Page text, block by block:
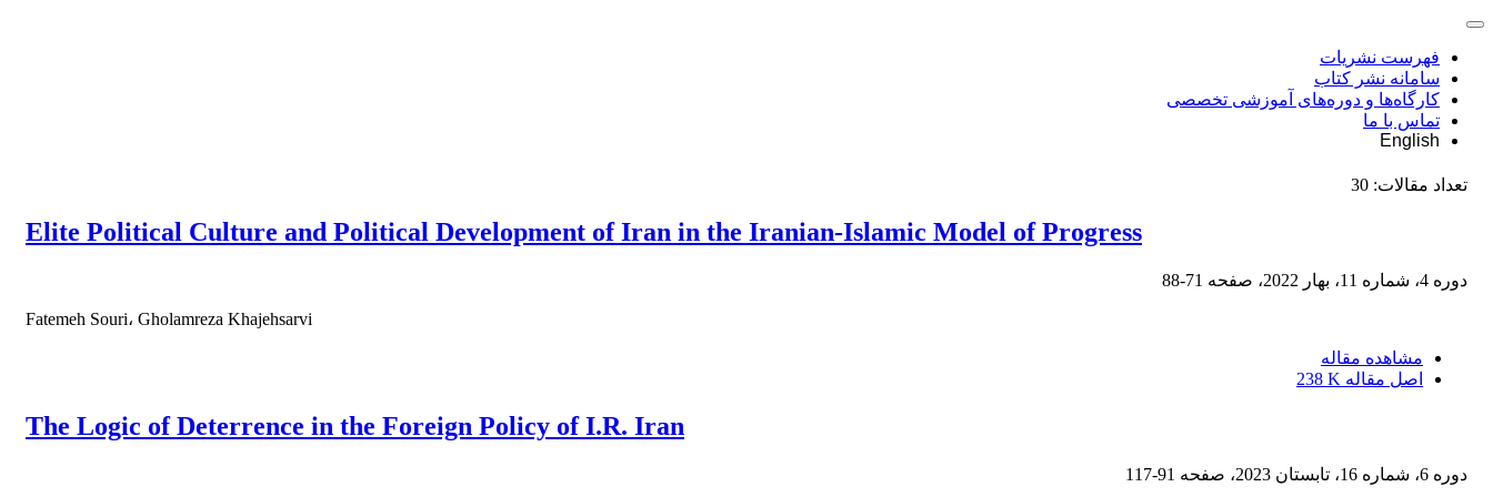
فهرست نشریات
سامانه نشر کتاب
کارگاه‌ها و دوره‌های آموزشی تخصصی
تماس با ما
English
تعداد مقالات: 30
Elite Political Culture and Political Development of Iran in the Iranian-Islamic Model of Progress
دوره 4، شماره 11، بهار 2022، صفحه 71-88
Fatemeh Souri، Gholamreza Khajehsarvi
مشاهده مقاله
اصل مقاله 238 K
The Logic of Deterrence in the Foreign Policy of I.R. Iran
دوره 6، شماره 16، تابستان 2023، صفحه 91-117